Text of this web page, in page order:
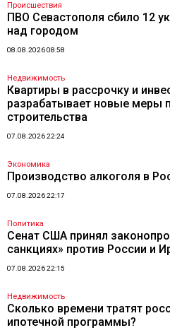
Происшествия
ПВО Севастополя сбило 12
над городом
08.08.2026 08:58
Недвижимость
Квартиры в рассрочку и
разрабатывает новые меры
строительства
07.08.2026 22:24
Экономика
Производство алкоголя в
07.08.2026 22:17
Политика
Сенат США принял
санкциях» против России и
07.08.2026 22:15
Недвижимость
Сколько времени тратят
ипотечной программы?